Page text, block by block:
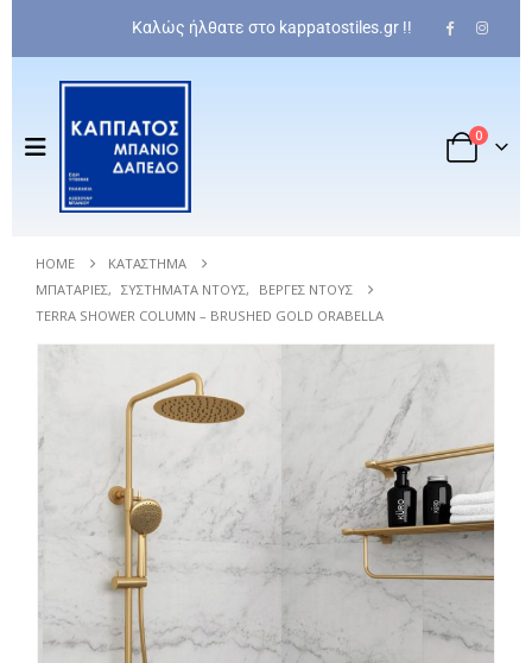
Καλώς ήλθατε στο kappatostiles.gr !!
0
HOME
ΚΑΤΆΣΤΗΜΑ
ΜΠΑΤΑΡΊΕΣ, ΣΥΣΤΉΜΑΤΑ ΝΤΟΥΣ,
ΒΈΡΓΕΣ ΝΤΟΥΣ
TERRA SHOWER COLUMN – BRUSHED GOLD ORABELLA